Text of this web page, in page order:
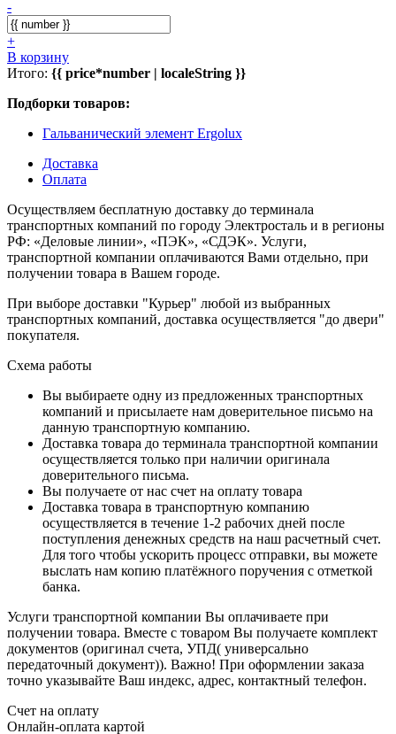
-
+
В корзину
Итого: {{ price*number | localeString }}
Подборки товаров:
Гальванический элемент Ergolux
Доставка
Оплата
Осуществляем бесплатную доставку до терминала
транспортных компаний по городу Электросталь и в регионы
РФ: «Деловые линии», «ПЭК», «СДЭК». Услуги,
транспортной компании оплачиваются Вами отдельно, при
получении товара в Вашем городе.
При выборе доставки "Курьер" любой из выбранных
транспортных компаний, доставка осуществляется "до двери"
покупателя.
Схема работы
Вы выбираете одну из предложенных транспортных
компаний и присылаете нам доверительное письмо на
данную транспортную компанию.
Доставка товара до терминала транспортной компании
осуществляется только при наличии оригинала
доверительного письма.
Вы получаете от нас счет на оплату товара
Доставка товара в транспортную компанию
осуществляется в течение 1-2 рабочих дней после
поступления денежных средств на наш расчетный счет.
Для того чтобы ускорить процесс отправки, вы можете
выслать нам копию платёжного поручения с отметкой
банка.
Услуги транспортной компании Вы оплачиваете при
получении товара. Вместе с товаром Вы получаете комплект
документов (оригинал счета, УПД( универсально
передаточный документ)). Важно! При оформлении заказа
точно указывайте Ваш индекс, адрес, контактный телефон.
Счет на оплату
Онлайн-оплата картой